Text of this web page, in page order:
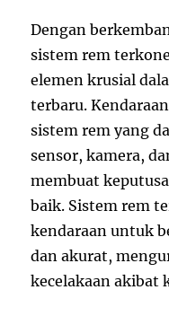
Dengan
sistem rem
elemen krusial
terbaru.
sistem rem yang
sensor, kamera,
membuat
baik. Sistem rem
kendaraan untuk
dan akurat,
kecelakaan akibat